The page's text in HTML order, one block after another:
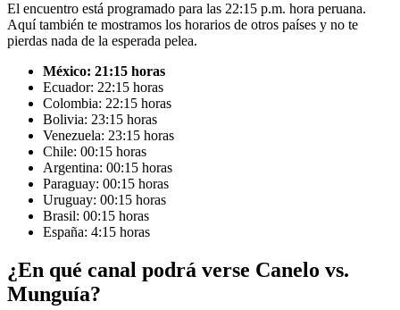
El encuentro está programado para las 22:15 p.m. hora peruana.
Aquí también te mostramos los horarios de otros países y no te
pierdas nada de la esperada pelea.
México: 21:15 horas
Ecuador: 22:15 horas
Colombia: 22:15 horas
Bolivia: 23:15 horas
Venezuela: 23:15 horas
Chile: 00:15 horas
Argentina: 00:15 horas
Paraguay: 00:15 horas
Uruguay: 00:15 horas
Brasil: 00:15 horas
España: 4:15 horas
¿En qué canal podrá verse Canelo vs.
Munguía?